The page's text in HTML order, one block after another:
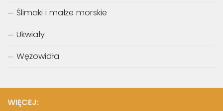
Ślimaki i małże morskie
Ukwiały
Wężowidła
WIĘCEJ: